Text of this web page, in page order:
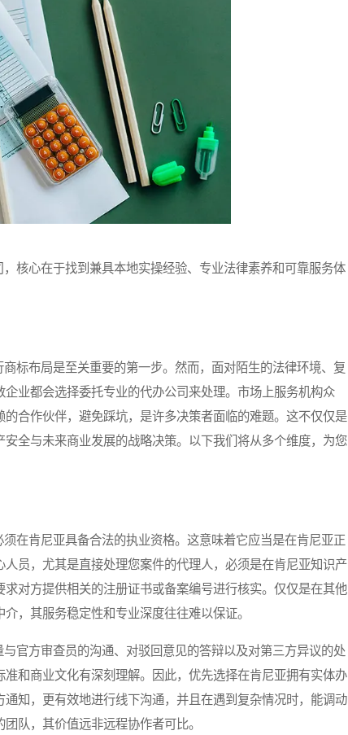
心在于找到兼具本地实操经验、专业法律素养和可靠服务体
布局是至关重要的第一步。然而，面对陌生的法律环境、复
业都会选择委托专业的代办公司来处理。市场上服务机构众
合作伙伴，避免踩坑，是许多决策者面临的难题。这不仅仅是
全与未来商业发展的战略决策。以下我们将从多个维度，为您
肯尼亚具备合法的执业资格。这意味着它应当是在肯尼亚正
员，尤其是直接处理您案件的代理人，必须是在肯尼亚知识产
对方提供相关的注册证书或备案编号进行核实。仅仅是在其他
，其服务稳定性和专业深度往往难以保证。
方审查员的沟通、对驳回意见的答辩以及对第三方异议的处
和商业文化有深刻理解。因此，优先选择在肯尼亚拥有实体办
知，更有效地进行线下沟通，并且在遇到复杂情况时，能调动
队，其价值远非远程协作者可比。